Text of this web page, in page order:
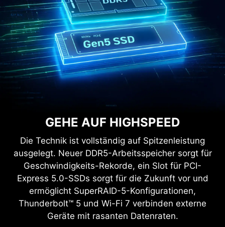
GEHE AUF HIGHSPEED
Die Technik ist vollständig auf Spitzenleistung
ausgelegt. Neuer DDR5-Arbeitsspeicher sorgt für
Geschwindigkeits-Rekorde, ein Slot für PCI-
Express 5.0-SSDs sorgt für die Zukunft vor und
ermöglicht SuperRAID-5-Konfigurationen,
Thunderbolt™ 5 und Wi-Fi 7 verbinden externe
Geräte mit rasanten Datenraten.